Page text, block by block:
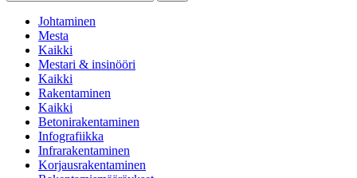
Johtaminen
Mesta
Kaikki
Mestari & insinööri
Kaikki
Rakentaminen
Kaikki
Betonirakentaminen
Infografiikka
Infrarakentaminen
Korjausrakentaminen